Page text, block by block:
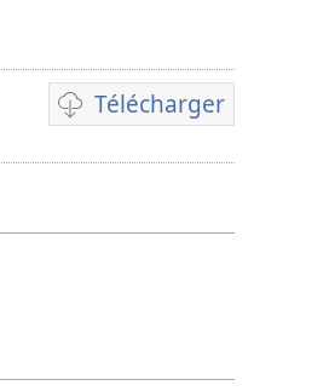
Télécharger
Options
de